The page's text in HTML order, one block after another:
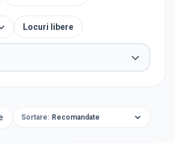
Locuri libere
Sortare: